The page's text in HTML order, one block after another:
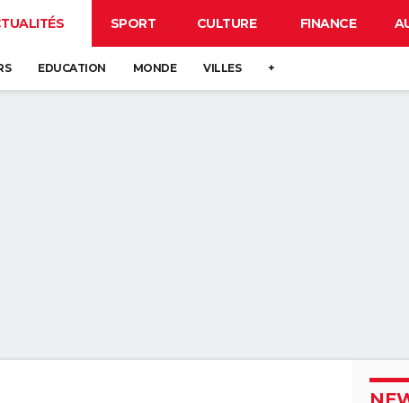
SPORT CULTURE FINANCE
EDUCATION MONDE VILLES +